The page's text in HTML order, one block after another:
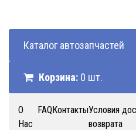
Каталог автозапчастей
Корзина: 0 шт.
О
Нас
FAQКонтактыУсловия
возврата